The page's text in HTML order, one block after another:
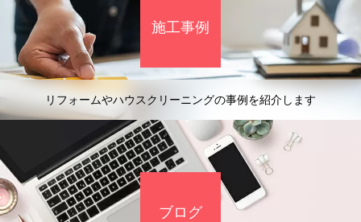
施工事例
リフォームやハウスクリーニングの事例を紹介します
ブログ